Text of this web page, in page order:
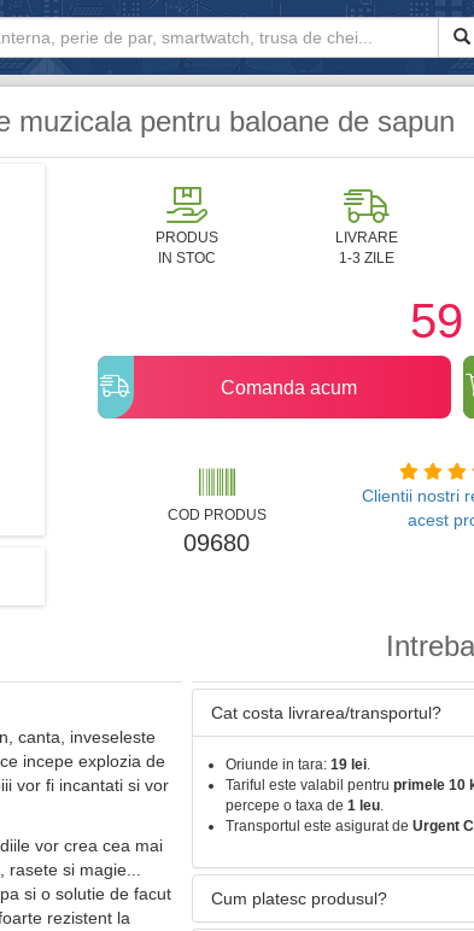
muzicala pentru baloane de sapun
PRODUS
IN STOC
LIVRARE
1-3 ZILE
59
Comanda acum
COD PRODUS
09680
Clientii nostri
acest
canta, inveseleste
incepe explozia de
vor fi incantati si vor
vor crea cea mai
si magie...
si o solutie de facut
rezistent la
Cat costa livrarea/transportul?
Oriunde in tara: 19 lei.
Tariful este valabil pentru primele 10
percepe o taxa de 1 leu.
Transportul este asigurat de Urgent
Cum platesc produsul?